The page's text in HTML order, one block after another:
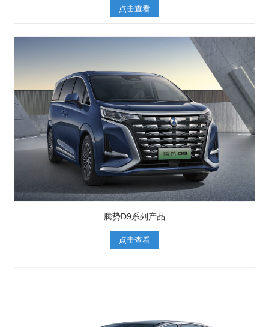
点击查看
腾势D9系列产品
点击查看